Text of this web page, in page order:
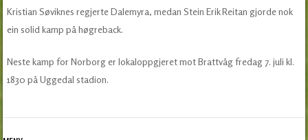
Kristian Søviknes regjerte Dalemyra, medan Stein Erik Reitan gjorde nok
ein solid kamp på høgreback.
Neste kamp for Norborg er lokaloppgjeret mot Brattvåg fredag 7. juli kl.
1830 på Uggedal stadion.